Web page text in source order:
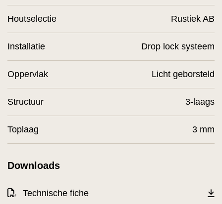
Downloads
Technische fiche
Houtselectie Rustiek AB
Installatie Drop lock systeem
Oppervlak Licht geborsteld
Structuur 3-laags
Toplaag 3 mm